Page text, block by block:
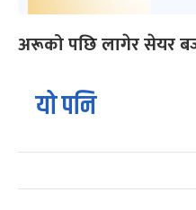
अरूको पछि लागेर सेयर
यो पनि